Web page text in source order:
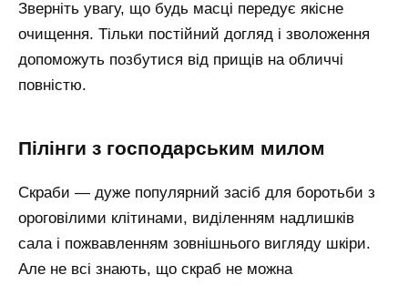
Зверніть увагу, що будь масці передує якісне
очищення. Тільки постійний догляд і зволоження
допоможуть позбутися від прищів на обличчі
повністю.
Пілінги з господарським милом
Скраби — дуже популярний засіб для боротьби з
ороговілими клітинами, виділенням надлишків
сала і пожвавленням зовнішнього вигляду шкіри.
Але не всі знають, що скраб не можна